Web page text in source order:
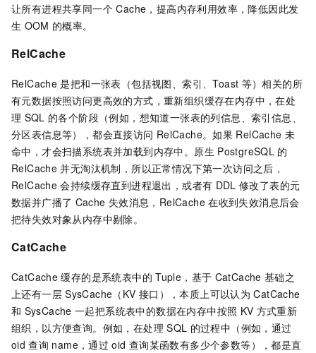
让所有进程共享同一个 Cache，提高内存利用效率，降低因此发
生 OOM 的概率。
RelCache
RelCache 是把和一张表（包括视图、索引、Toast 等）相关的所
有元数据按照访问更高效的方式，重新组织缓存在内存中，在处
理 SQL 的各个阶段（例如，想知道一张表的列信息、索引信息、
分区表信息等），都会直接访问 RelCache。如果 RelCache 未
命中，才会扫描系统表并加载到内存中。原生 PostgreSQL 的
RelCache 并无淘汰机制，所以正常情况下第一次访问之后，
RelCache 会持续缓存直到进程退出，或者有 DDL 修改了表的元
数据并广播了 Cache 失效消息，RelCache 在收到失效消息后会
把待失效对象从内存中剔除。
CatCache
CatCache 缓存的是系统表中的 Tuple，基于 CatCache 基础之
上还有一层 SysCache（KV 接口），本质上可以认为 CatCache
和 SysCache 一起把系统表中的数据在内存中按照 KV 方式重新
组织，以方便查询。例如，在处理 SQL 的过程中（例如，通过
oid 查询 name，通过 oid 查询某函数有多少个参数等），都是直